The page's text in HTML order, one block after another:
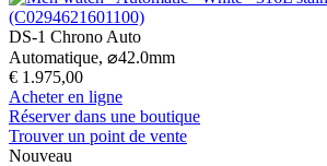
DS-1 Chrono Auto
Automatique, ⌀42.0mm
€ 1.975,00
Acheter en ligne
Réserver dans une boutique
Trouver un point de vente
Nouveau